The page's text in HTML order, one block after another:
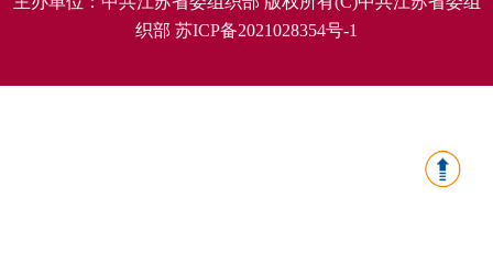
织部 苏ICP备2021028354号-1